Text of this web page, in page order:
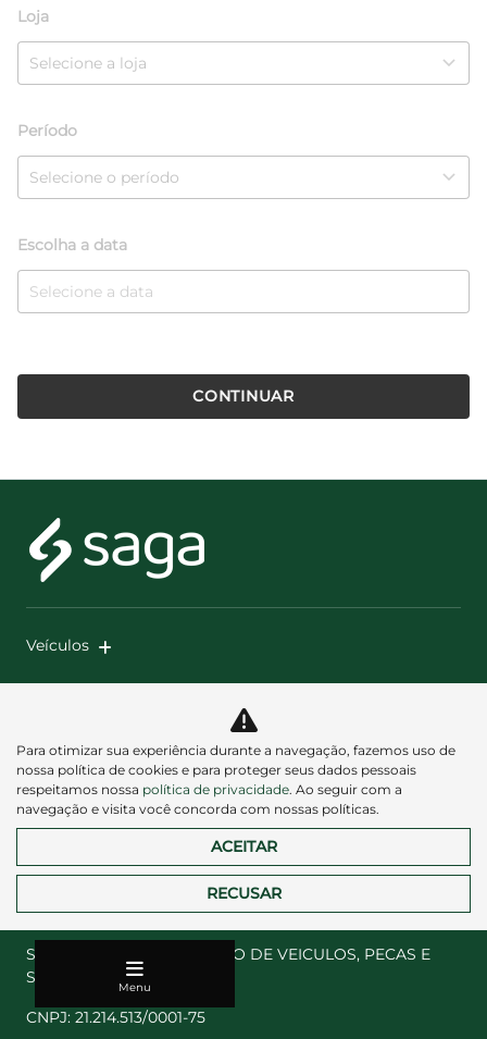
Loja
Período
Escolha a data
CONTINUAR
Veículos
Política de privacidade
SAGA MICHIGAN COMERCIO DE VEICULOS, PECAS E
SERVICOS LTDA
CNPJ: 21.214.513/0001-75
Menu
Para otimizar sua experiência durante a navegação, fazemos uso de
nossa política de cookies e para proteger seus dados pessoais
respeitamos nossa política de privacidade. Ao seguir com a
navegação e visita você concorda com nossas políticas.
ACEITAR
RECUSAR